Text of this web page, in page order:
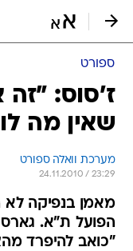
ספורט
ז'סוס:
שאין מה
מערכת וואלה ספורט
24.11.2010 / 23:29
מאמן בנפיקה לא
הפועל ת"א.
"כואב להיפרד